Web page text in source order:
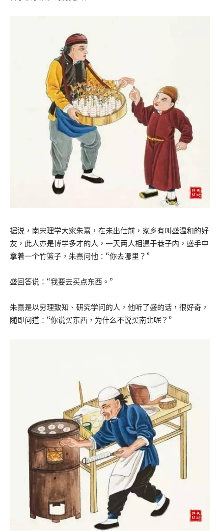
据说，南宋理学大家朱熹，在未出仕前，家乡有叫盛温和的好
友，此人亦是博学多才的人，一天两人相遇于巷子内，盛手中
拿着一个竹篮子，朱熹问他：“你去哪里？”
盛回答说：“我要去买点东西。”
朱熹是以穷理致知、研究学问的人，他听了盛的话，很好奇，
随即问道：“你说买东西，为什么不说买南北呢？”